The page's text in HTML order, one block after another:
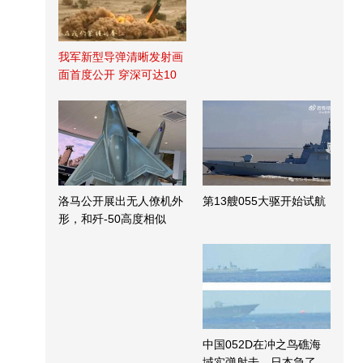
我军新型导弹清晰发射画
面首度公开 穿深可达10
洛马公开展出无人僚机外
形，和歼-50高度相似
第13艘055大驱开始试航
中国052D在冲之鸟礁海